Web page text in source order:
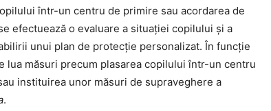
într-un centru de primire sau acordarea de
efectuează o evaluare a situației copilului și a
unui plan de protecție personalizat. În funcție
măsuri precum plasarea copilului într-un centru
instituirea unor măsuri de supraveghere a
.